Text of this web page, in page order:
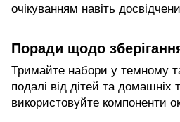
очікуванням навіть
Поради щодо
Тримайте набори у темному
подалі від дітей та домашніх
використовуйте компоненти